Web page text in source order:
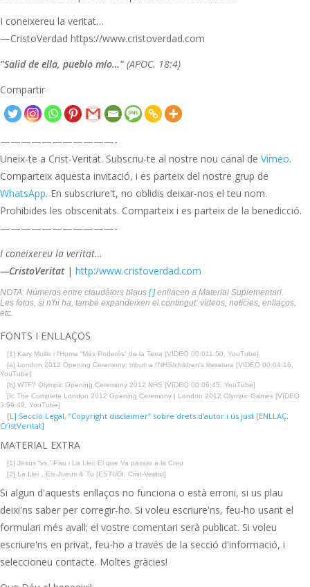
I coneixereu la veritat…
—CristoVerdad https://www.cristoverdad.com
"Salid de ella, pueblo mío…" (APOC. 18:4)
Compartir
———————————-
Uneix-te a Crist-Veritat. Subscriu-te al nostre nou canal de Vimeo.
Comparteix aquesta invitació, i es parteix del nostre grup de
WhatsApp. En subscriure't, no oblidis deixar-nos el teu nom.
Prohibides les obscenitats. Comparteix i es parteix de la benedicció.
———————————-
I coneixereu la veritat…
—CristoVeritat | http:/www.cristoverdad.com
NOTA: Números entre claudàtors blaus [ ]enllacen a Material Suplementari.
Les fotos, si n'hi ha, també expandeixen el contingut: vídeos, notícies, enllaços,
etc.
FONTS I ENLLAÇOS
[1] Kary Mullis i l'Home “Més Poderós” de la Terra [VIDEO 00:011:50, YouTube]
[a] London 2012 Opening Ceremony: tributi a l'NHS/children's literatura [VIDEO 00:04:16,
YouTube]
[b] WTF? Olympic Opening Ceremony 2012 NHS [VIDEO 00:06:45, YouTube]
[fc The Complete London 2012 Opening Ceremony | London 2012 Olympic Games [VIDEO
3:59:49, YouTube]
[L] Secció Legal, “Copyright disclaimer” sobre drets d'autor i ús just [ENLLAÇ,
CristVeritat]
MATERIAL EXTRA
[1] Jesús “vs.” Pau i La Llei: El que Va passar a la Creu
[2] La Llei，Els Jueus & Tu [ESTUDI, Crist-Veritat]
Si algun d'aquests enllaços no funciona o està erroni, si us plau
deixi'ns saber per corregir-ho. Si voleu escriure'ns, feu-ho usant el
formulari més avall; el vostre comentari serà publicat. Si voleu
escriure'ns en privat, feu-ho a través de la secció d'informació, i
seleccioneu contacte. Moltes gràcies!